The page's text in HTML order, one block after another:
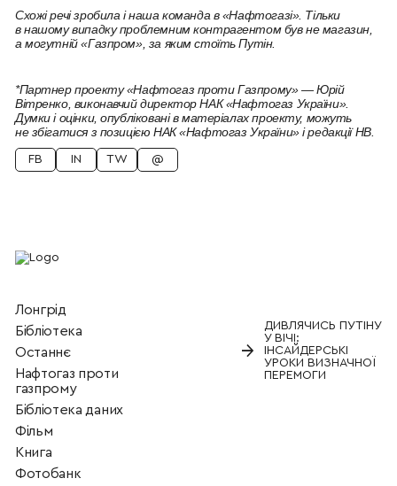
Схожі речі зробила і наша команда в «Нафтогазі». Тільки
в нашому випадку проблемним контрагентом був не магазин,
а могутній «Газпром», за яким стоїть Путін.
*Партнер проекту «Нафтогаз проти Газпрому» — Юрій
Вітренко, виконавчий директор НАК «Нафтогаз України».
Думки і оцінки, опубліковані в матеріалах проекту, можуть
не збігатися з позицією НАК «Нафтогаз України» і редакції НВ.
FB IN TW @
Лонгрід
Бiблiотека
Останнє
Нафтогаз проти
газпрому
Бібліотека даних
Фільм
Книга
Фотобанк
→
ДИВЛЯЧИСЬ ПУТІНУ
У ВІЧІ:
ІНСАЙДЕРСЬКІ
УРОКИ ВИЗНАЧНОЇ
ПЕРЕМОГИ